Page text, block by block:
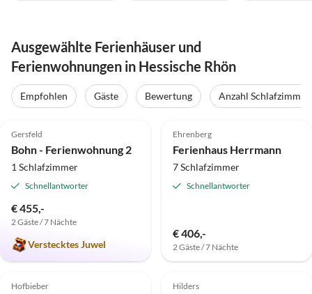
Ausgewählte Ferienhäuser und
Ferienwohnungen in Hessische Rhön
Empfohlen Gäste Bewertung Anzahl Schlafzimmer
Top-Inserat
Gersfeld
Bohn - Ferienwohnung 2
1 Schlafzimmer
Schnellantworter
€ 455,-
2 Gäste / 7 Nächte
Verstecktes Juwel
Top-Inserat
Ehrenberg
Ferienhaus Herrmann
7 Schlafzimmer
Schnellantworter
€ 406,-
2 Gäste / 7 Nächte
Top-Inserat
4.9 (22)
Hofbieber
Top-Inserat
5.0 (7)
Hilders